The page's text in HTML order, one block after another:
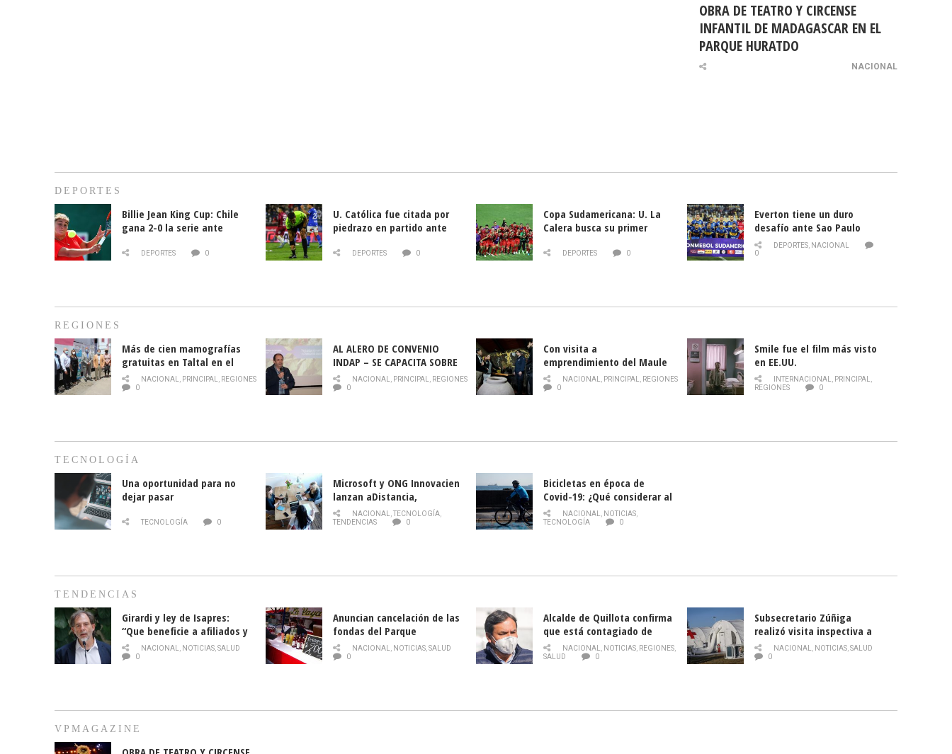
OBRA DE TEATRO Y CIRCENSE
INFANTIL DE MADAGASCAR EN EL
PARQUE HURATDO
NACIONAL
DEPORTES
Billie Jean King Cup: Chile
gana 2-0 la serie ante
DEPORTES 0
U. Católica fue citada por
piedrazo en partido ante
DEPORTES 0
Copa Sudamericana: U. La
Calera busca su primer
DEPORTES 0
Everton tiene un duro
desafío ante Sao Paulo
DEPORTES, NACIONAL
0
REGIONES
Más de cien mamografías
gratuitas en Taltal en el
mes de la prevención del
cáncer de mama
NACIONAL PRINCIPAL
REGIONES
0
AL ALERO DE CONVENIO
INDAP – SE CAPACITA SOBRE
PLAGA DROSOPHILA SUZUKII
NACIONAL PRINCIPAL
REGIONES
0
Con visita a
emprendimiento del Maule
y llamado al rescate de la
historia campesina Director
NACIONAL PRINCIPAL
REGIONES
0
Smile fue el film más visto
en EE.UU.
INTERNACIONAL PRINCIPAL
REGIONES
0
TECNOLOGÍA
Una oportunidad para no
dejar pasar
TECNOLOGÍA 0
Microsoft y ONG Innovacien
lanzan aDistancia,
plataforma con cursos
gratuitos online sobre
NACIONAL TECNOLOGÍA,
TENDENCIAS
0
Bicicletas en época de
Covid-19: ¿Qué considerar al
momento de conducirlas?
NACIONAL NOTICIAS
TECNOLOGÍA
0
TENDENCIAS
Girardi y ley de Isapres:
“Que beneficie a afiliados y
no legalice el abuso”
NACIONAL NOTICIAS SALUD
0
Anuncian cancelación de las
fondas del Parque
O’Higgins debido al
coronavirus
NACIONAL NOTICIAS, SALUD
0
Alcalde de Quillota confirma
que está contagiado de
COVID-19
NACIONAL NOTICIAS REGIONES
SALUD
0
Subsecretario Zúñiga
realizó visita inspectiva a
Hospital Modular Sótero del
Río
NACIONAL NOTICIAS, SALUD
0
VPMAGAZINE